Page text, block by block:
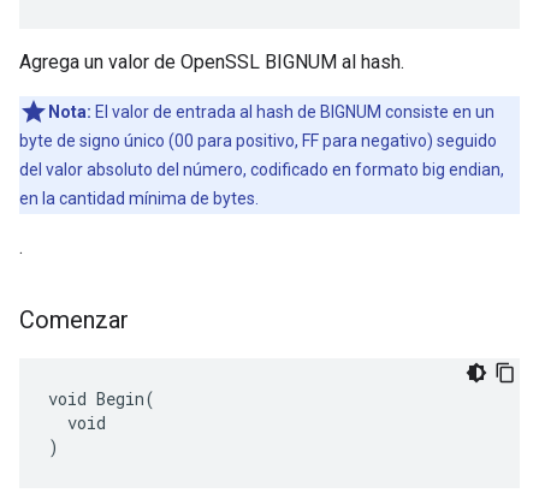
Agrega un valor de OpenSSL BIGNUM al hash.
Nota: El valor de entrada al hash de BIGNUM consiste en un
byte de signo único (00 para positivo, FF para negativo) seguido
del valor absoluto del número, codificado en formato big endian,
en la cantidad mínima de bytes.
.
Comenzar
void Begin(
  void
)